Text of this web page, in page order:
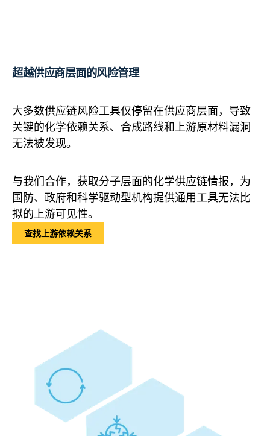
超越供应商层面的风险管理
大多数供应链风险工具仅停留在供应商层面，导致
关键的化学依赖关系、合成路线和上游原材料漏洞
无法被发现。
与我们合作，获取分子层面的化学供应链情报，为
国防、政府和科学驱动型机构提供通用工具无法比
拟的上游可见性。
查找上游依赖关系